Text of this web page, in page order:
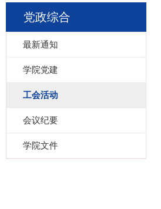
党政综合
最新通知
学院党建
工会活动
会议纪要
学院文件